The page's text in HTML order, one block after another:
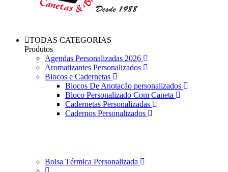
TODAS CATEGORIAS
Produtos
Agendas Personalizadas 2026
Aromatizantes Personalizados
Blocos e Cadernetas
Blocos De Anotação personalizados
Bloco Personalizado Com Caneta
Cadernetas Personalizadas
Cadernos Personalizados
Bolsa Térmica Personalizada